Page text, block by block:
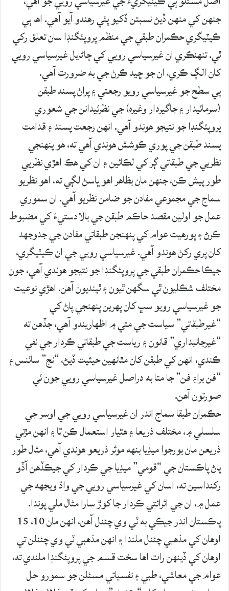
جنهن کي منهن ڏيڻ نسبتن ڏکيو پئي رهندو آيو آهي. اها ٻي
ڪيٽيگري حڪمران طبقي جي منظم پروپئگنڊا سان تعلق رکي
ٿي. تنهنڪري ان غيرسياسي رويي کي ڄاڻايل غيرسياسي رويي
کان الڳ ڪري، ان جو ڇيد ڪرڻ جي به ضرورت آهي.
ٻي سطح جو غيرسياسي رويو رجعتي ۽ پراڻ پسند طبقن
(سرمائيدار ۽ جاگيردار وغيره) جي نظرئيدانن جي شعوري
پروپئگنڊا جو نتيجو هوندو آهي. انهن رجعت پسند ۽ قدامت
پسند طبقن جي پوري ڪوشش هوندي آهي ته، هو پنهنجي
نظريي جي طبقاتي ڳر کي لڪائين ۽ ان کي هڪ اهڙي نظريي
طور پيش ڪن، جنهن مان بظاهر اهو ڀاسڻ لڳي ته، اهو نظريو
سماج جي مجموعي مفادن جو ضامن نظريو آهي. ان سموري
عمل جو اولين مقصد حاڪم طبقن جي بالادستيءَ کي مضبوط
ڪرڻ ۽ پورهيت عوام کي پنهنجن طبقاتي مفادن جي جدوجهد
کان پري رکڻ هوندو آهي. غيرسياسي رويي جي ان ڪيٽيگري،
جيڪا حڪمران طبقي جي پروپئگنڊا جو نتيجو هوندي آهي، جون
مختلف شڪليون ٿي سگهن ٿيون ۽ ٿينديون آهن. اهڙي نوعيت
جو غيرسياسي رويو سڀ کان پهرين پنهنجي پاڻ کي
“غيرطبقاتي” سياست جي متي ۾ اظهاريندو آهي، جڏهن ته
“غيرجانبداري” قانون ۽ رياست جي طبقاتي ڪردار جي نفي
ڪندي، انهن کي طبقن کان مٿانهين حيثيت ڏيڻ، “نج” سائنس ۽
“فن براءِ فن” جا متا به دراصل غيرسياسي رويي جون ئي
صورتون آهن.
حڪمران طبقا سماج اندر ان غيرسياسي رويي جي اوسر جي
سلسلي ۾، مختلف ذريعا ۽ هٿيار استعمال ڪن ٿا ۽ انهن مڙني
ذريعن مان بورجوا ميڊيا بنهه موثر ذريعو هوندي آهي، مثال طور
پاڻ پاڪستان جي “قومي” ميڊيا جي ڪردار کي جيڪڏهن آڏو
رکنداسين ته، اسان کي غيرسياسي رويي جي واڌ ويجهه جي
عمل ۾، ان جي اثرائتي ڪردار جا کوڙ سارا مثال ملي پوندا.
پاڪستان اندر جيڪي به ٽي وي چئنل آهن، انهن مان 10، 15
اوهان کي مذهبي چئنل ملندا ۽ انهن مذهبي ٽي وي چئنلن تي
اوهان کي ڏينهن رات اها سخت قسم جي پروپئگنڊا ملندي ته،
عوام جي معاشي، طبي ۽ نفسياتي مسئلن جو سمورو حل